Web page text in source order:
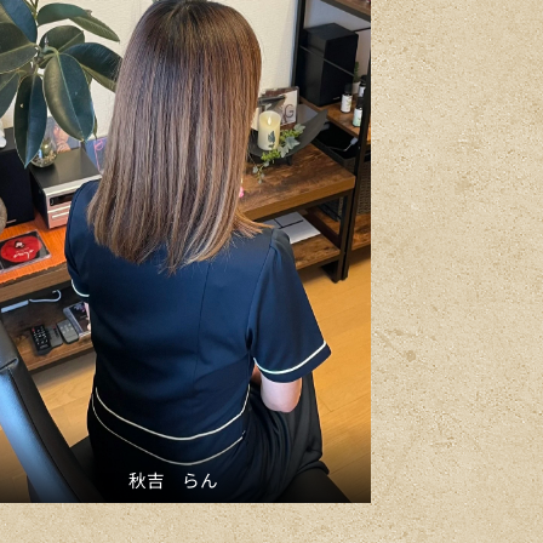
秋吉 らん